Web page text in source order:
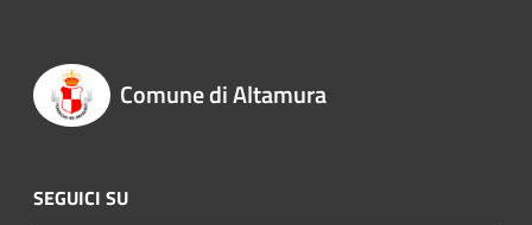
Comune di Altamura
SEGUICI SU